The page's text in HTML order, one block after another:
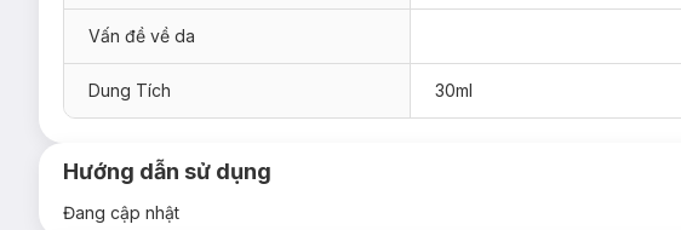
Vấn đề về da
Dung Tích 30ml
Hướng dẫn sử dụng
Đang cập nhật